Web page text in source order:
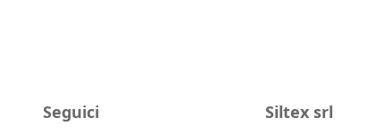
Seguici Siltex srl